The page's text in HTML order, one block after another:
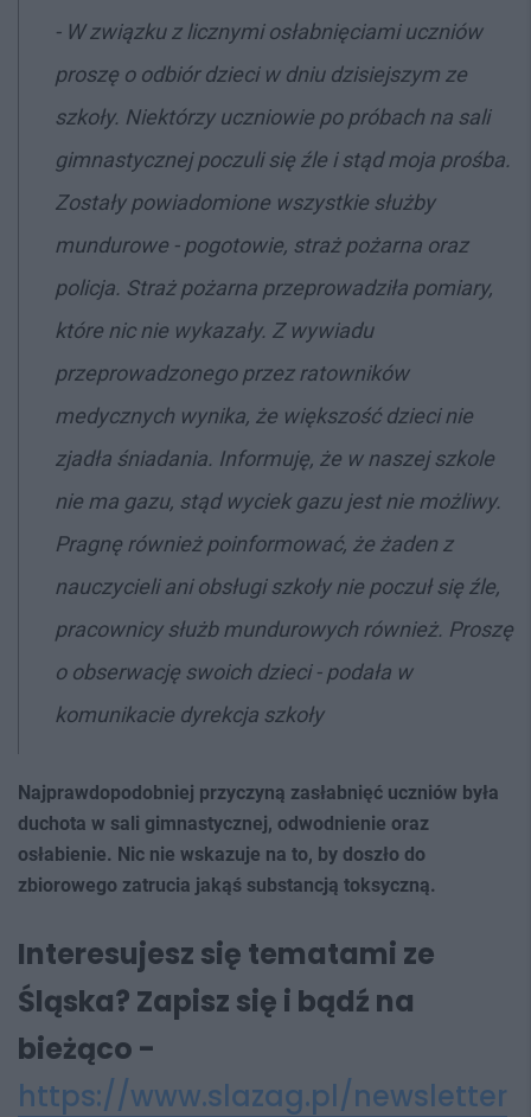
- W związku z licznymi osłabnięciami uczniów
proszę o odbiór dzieci w dniu dzisiejszym ze
szkoły. Niektórzy uczniowie po próbach na sali
gimnastycznej poczuli się źle i stąd moja prośba.
Zostały powiadomione wszystkie służby
mundurowe - pogotowie, straż pożarna oraz
policja. Straż pożarna przeprowadziła pomiary,
które nic nie wykazały. Z wywiadu
przeprowadzonego przez ratowników
medycznych wynika, że większość dzieci nie
zjadła śniadania. Informuję, że w naszej szkole
nie ma gazu, stąd wyciek gazu jest nie możliwy.
Pragnę również poinformować, że żaden z
nauczycieli ani obsługi szkoły nie poczuł się źle,
pracownicy służb mundurowych również. Proszę
o obserwację swoich dzieci - podała w
komunikacie dyrekcja szkoły
Najprawdopodobniej przyczyną zasłabnięć uczniów była
duchota w sali gimnastycznej, odwodnienie oraz
osłabienie. Nic nie wskazuje na to, by doszło do
zbiorowego zatrucia jakąś substancją toksyczną.
Interesujesz się tematami ze
Śląska? Zapisz się i bądź na
bieżąco -
https://www.slazag.pl/newsletter